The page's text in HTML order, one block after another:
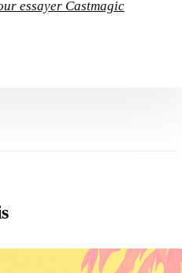
essayer Castmagic